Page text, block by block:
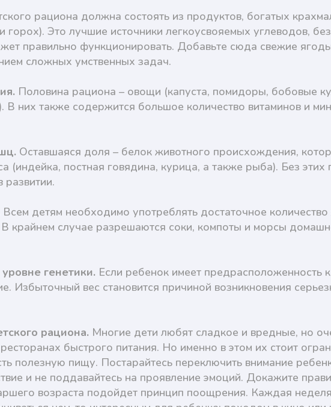
рациона должна состоять из продуктов, богатых
горох). Это лучшие источники легкоусвояемых углеводов,
правильно функционировать. Добавьте сюда свежие
сложных умственных задач.
Половина рациона – овощи (капуста, помидоры, бобовые
В них также содержится большое количество витаминов и
Оставшаяся доля – белок животного происхождения,
(индейка, постная говядина, курица, а также рыба). Без этих
развитии.
Всем детям необходимо употреблять достаточное
В крайнем случае разрешаются соки, компоты и морсы
генетики. Если ребенок имеет предрасположенность
Избыточный вес становится причиной возникновения
рациона. Многие дети любят сладкое и вредные, но
быстрого питания. Но именно в этом их стоит
полезную пищу. Постарайтесь переключить внимание
и не поддавайтесь на проявление эмоций. Докажите
возраста подойдет принцип поощрения. Каждая